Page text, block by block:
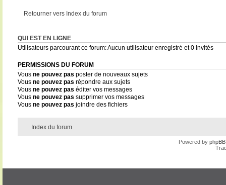
Retourner vers Index du forum
QUI EST EN LIGNE
Utilisateurs parcourant ce forum: Aucun utilisateur enregistré et 0 invités
PERMISSIONS DU FORUM
Vous ne pouvez pas poster de nouveaux sujets
Vous ne pouvez pas répondre aux sujets
Vous ne pouvez pas éditer vos messages
Vous ne pouvez pas supprimer vos messages
Vous ne pouvez pas joindre des fichiers
Index du forum
Powered by phpBB